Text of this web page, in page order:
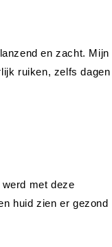
en zacht. Mijn
ruiken, zelfs dagen
met deze
huid zien er gezond